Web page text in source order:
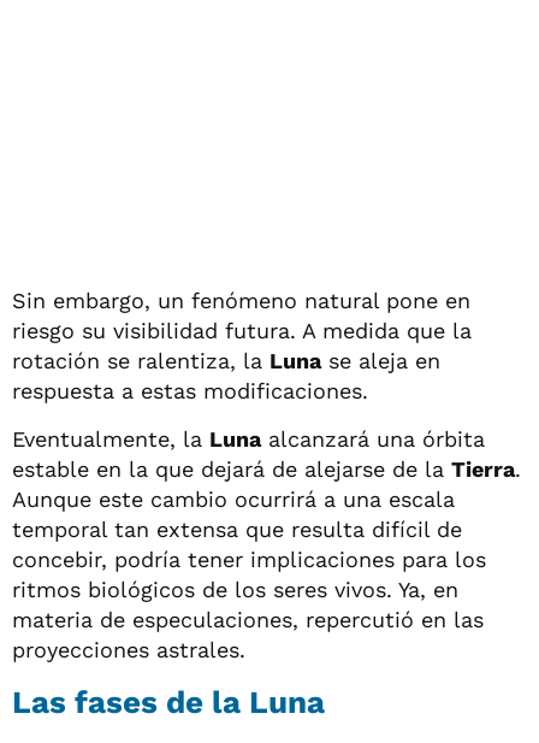
Sin embargo, un fenómeno natural pone en
riesgo su visibilidad futura. A medida que la
rotación se ralentiza, la Lunase aleja en
respuesta a estas modificaciones.
Eventualmente, la Lunaalcanzará una órbita
estable en la que dejará de alejarse de la Tierra.
Aunque este cambio ocurrirá a una escala
temporal tan extensa que resulta difícil de
concebir, podría tener implicaciones para los
ritmos biológicos de los seres vivos. Ya, en
materia de especulaciones, repercutió en las
proyecciones astrales.
Las fases de la Luna